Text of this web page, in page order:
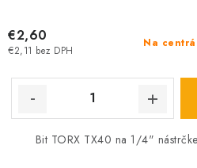
Na
€2,11 bez DPH
€2,60
Bit TORX TX40 na 1/4"